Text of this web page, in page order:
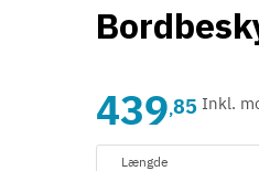
439,85 Inkl.
Længde